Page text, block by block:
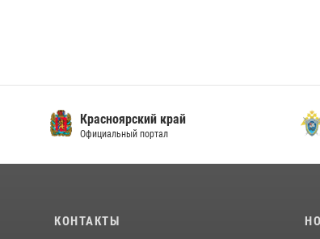
Красноярский край
Официальный портал
КОНТАКТЫ